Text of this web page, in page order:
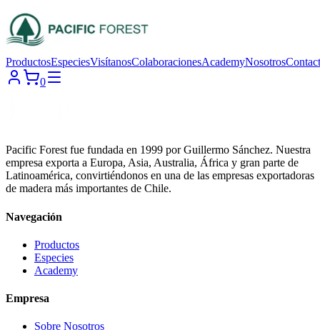
ProductosEspeciesVisítanosColaboracionesAcademyNosotros
0
Pacific Forest fue fundada en 1999 por Guillermo Sánchez. Nuestra
empresa exporta a Europa, Asia, Australia, África y gran parte de
Latinoamérica, convirtiéndonos en una de las empresas exportadoras
de madera más importantes de Chile.
Navegación
Productos
Especies
Academy
Empresa
Sobre Nosotros